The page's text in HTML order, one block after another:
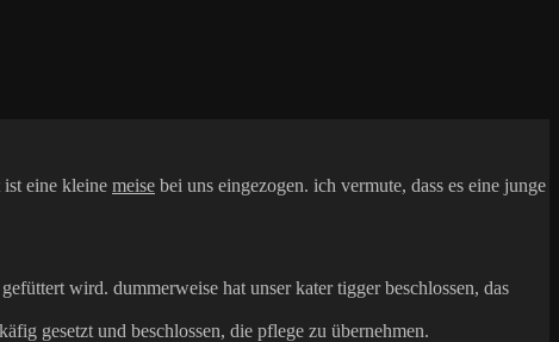
ist eine kleine meise bei uns eingezogen. ich vermute, dass es eine junge
wird. dummerweise hat unser kater tigger beschlossen, das
gesetzt und beschlossen, die pflege zu übernehmen.